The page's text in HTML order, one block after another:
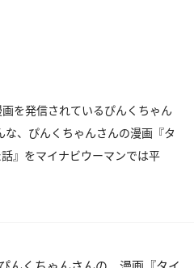
を発信されているぴんくちゃん
、ぴんくちゃんさんの漫画『タ
』をマイナビウーマンでは平